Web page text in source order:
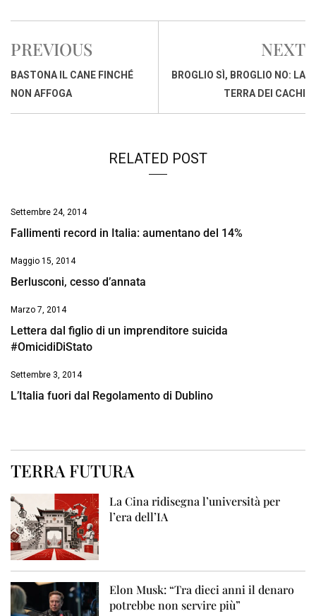
c
b
o
o
a
s
A
n
d
r
d
a
p
i
i
PREVIOUS
BASTONA IL CANE FINCHÉ
NON AFFOGA
NEXT
BROGLIO SÌ, BROGLIO NO: LA
TERRA DEI CACHI
RELATED POST
Settembre 24, 2014
Fallimenti record in Italia: aumentano del 14%
Maggio 15, 2014
Berlusconi, cesso d’annata
Marzo 7, 2014
Lettera dal figlio di un imprenditore suicida
#OmicidiDiStato
Settembre 3, 2014
L’Italia fuori dal Regolamento di Dublino
TERRA FUTURA
La Cina ridisegna l’università per
l’era dell’IA
Elon Musk: “Tra dieci anni il denaro
potrebbe non servire più”